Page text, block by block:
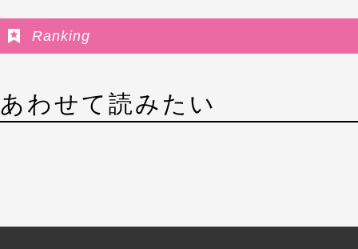
Ranking
あわせて読みたい